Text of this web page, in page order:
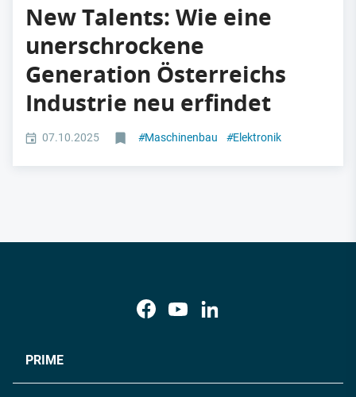
New Talents: Wie eine
unerschrockene
Generation Österreichs
Industrie neu erfindet
07.10.2025 #Maschinenbau #Elektronik
PRIME